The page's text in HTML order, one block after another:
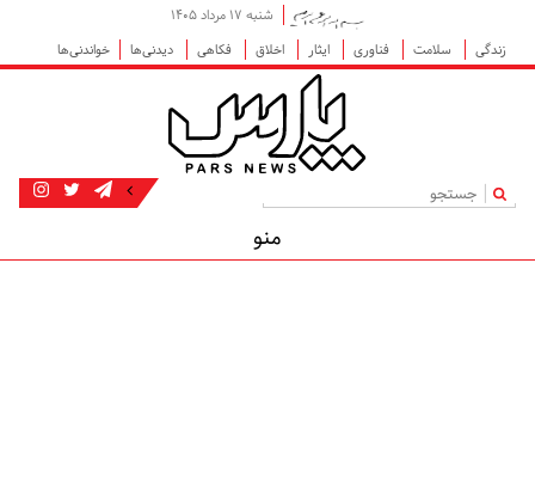
شنبه ۱۷ مرداد ۱۴۰۵
زندگی
سلامت فناوری ایثار اخلاق فکاهی دیدنی‌ها خواندنی‌ها
|
منو